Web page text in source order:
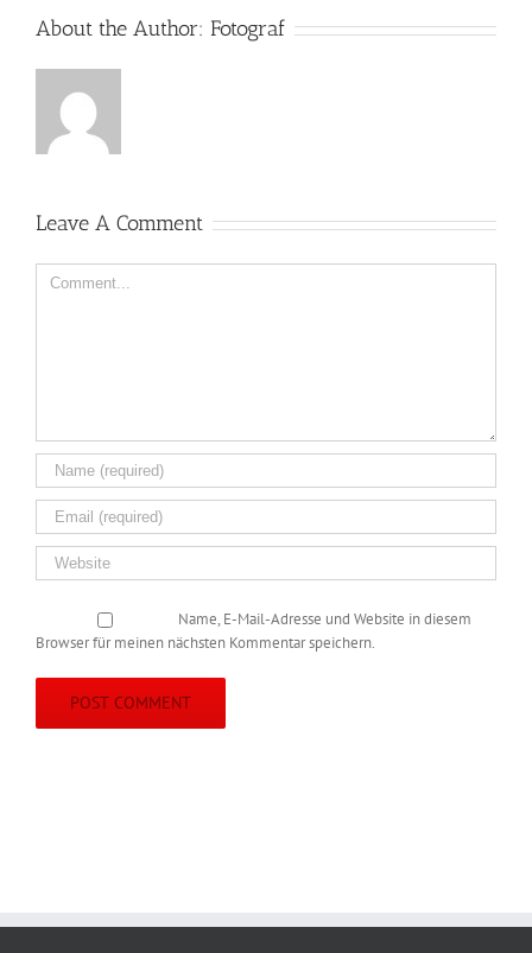
About the Author: Fotograf
Leave A Comment
Comment
Name, E-Mail-Adresse und Website in diesem
Browser für meinen nächsten Kommentar speichern.